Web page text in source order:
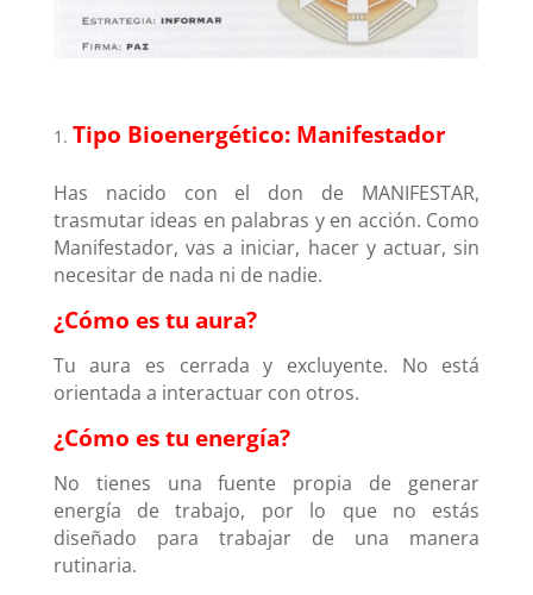
Tipo Bioenergético: Manifestador
Has nacido con el don de MANIFESTAR,
trasmutar ideas en palabras y en acción. Como
Manifestador, vas a iniciar, hacer y actuar, sin
necesitar de nada ni de nadie.
¿Cómo es tu aura?
Tu aura es cerrada y excluyente. No está
orientada a interactuar con otros.
¿Cómo es tu energía?
No tienes una fuente propia de generar
energía de trabajo, por lo que no estás
diseñado para trabajar de una manera
rutinaria.